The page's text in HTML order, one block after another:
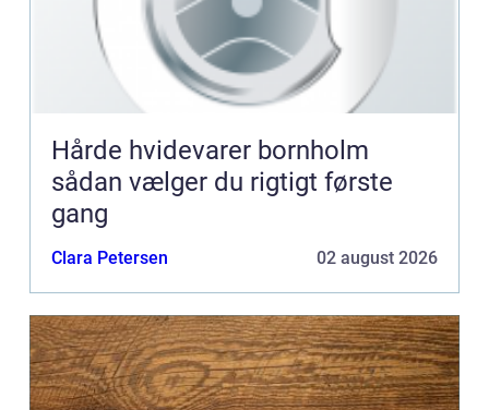
Hårde hvidevarer bornholm
sådan vælger du rigtigt første
gang
Clara Petersen 02 august 2026